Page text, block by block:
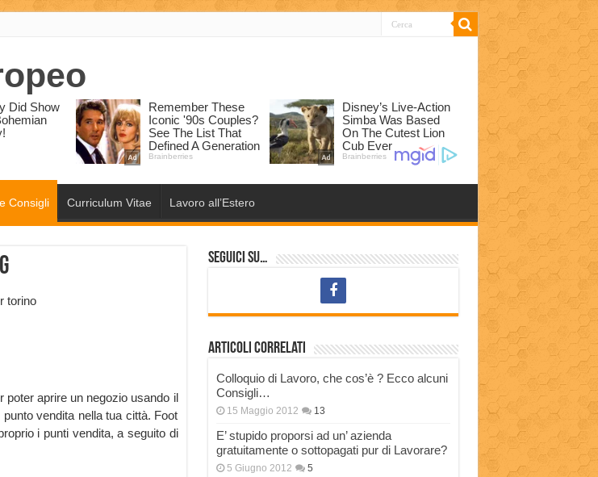
Consigli Curriculum Vitae Lavoro all’Estero
aprire un negozio usando il
vendita nella tua città. Foot
i punti vendita, a seguito di
Seguici su…
Articoli correlati
Colloquio di Lavoro, che cos’è ? Ecco alcuni
Consigli…
15 Maggio 2012 13
E’ stupido proporsi ad un’ azienda
gratuitamente o sottopagati pur di Lavorare?
5 Giugno 2012 5